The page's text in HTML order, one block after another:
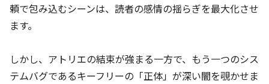
頼で包み込むシーンは、読者の感情の揺らぎを最大化させ
ます。
しかし、アトリエの結束が強まる一方で、もう一つのシス
テムバグであるキーフリーの「正体」が深い闇を覗かせま